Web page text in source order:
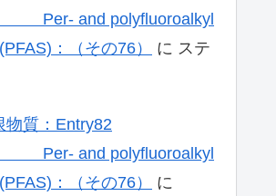
polyfluoroalkyl
：（その76）
に ステ
物質：Entry82
polyfluoroalkyl
：（その76）
に